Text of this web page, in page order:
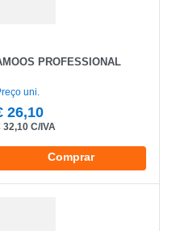
PROFESSIONAL
uni.
26,10
32,10 C/IVA
Comprar